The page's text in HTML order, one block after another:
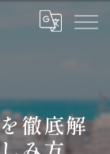
徹底解